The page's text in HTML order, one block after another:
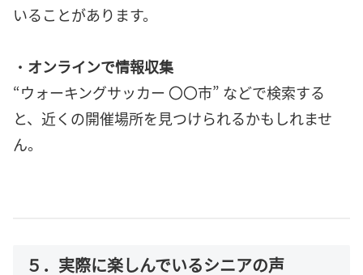
いることがあります。
・ オンラインで情報収集
“ウォーキングサッカー 〇〇市” などで検索する
と、近くの開催場所を見つけられるかもしれませ
ん。
５．実際に楽しんでいるシニアの声